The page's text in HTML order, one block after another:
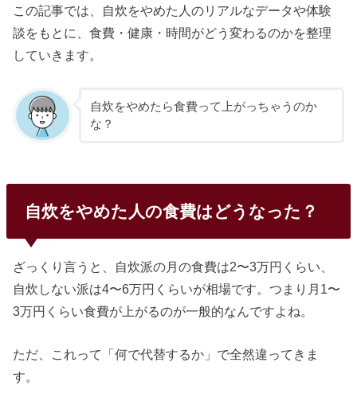
この記事では、自炊をやめた人のリアルなデータや体験
談をもとに、食費・健康・時間がどう変わるのかを整理
していきます。
自炊をやめたら食費って上がっちゃうのか
な？
自炊をやめた人の食費はどうなった？
ざっくり言うと、自炊派の月の食費は2〜3万円くらい、
自炊しない派は4〜6万円くらいが相場です。つまり月1〜
3万円くらい食費が上がるのが一般的なんですよね。
ただ、これって「何で代替するか」で全然違ってきま
す。